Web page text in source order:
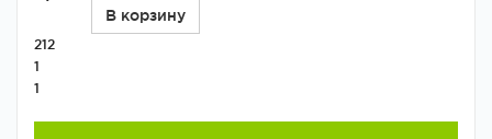
В корзину
212
1
1